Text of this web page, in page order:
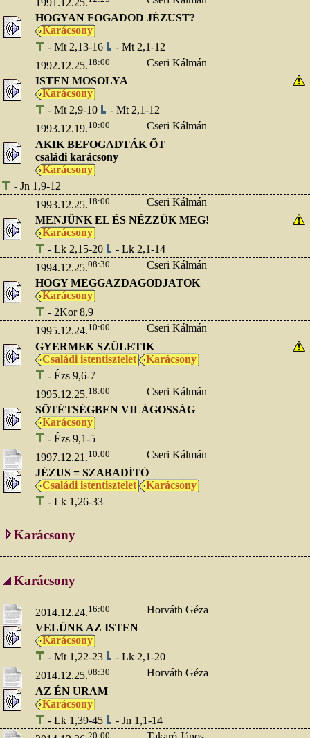
HOGYAN FOGADOD JÉZUST?
Karácsony
- Mt 2,13-16
- Mt 2,1-12
1992.12.25.18:00
Cseri Kálmán
ISTEN MOSOLYA
Karácsony
- Mt 2,9-10
- Mt 2,1-12
1993.12.19.10:00
Cseri Kálmán
AKIK BEFOGADTÁK ŐT
családi karácsony
Karácsony
- Jn 1,9-12
1993.12.25.18:00
Cseri Kálmán
MENJÜNK EL ÉS NÉZZÜK MEG!
Karácsony
- Lk 2,15-20
- Lk 2,1-14
1994.12.25.08:30
Cseri Kálmán
HOGY MEGGAZDAGODJATOK
Karácsony
- 2Kor 8,9
1995.12.24.10:00
Cseri Kálmán
GYERMEK SZÜLETIK
Családi istentisztelet
Karácsony
- Ézs 9,6-7
1995.12.25.18:00
Cseri Kálmán
SÖTÉTSÉGBEN VILÁGOSSÁG
Karácsony
- Ézs 9,1-5
1997.12.21.10:00
Cseri Kálmán
JÉZUS = SZABADÍTÓ
Családi istentisztelet
Karácsony
- Lk 1,26-33
Karácsony
Karácsony
2014.12.24.16:00
Horváth Géza
VELÜNK AZ ISTEN
Karácsony
- Mt 1,22-23
- Lk 2,1-20
2014.12.25.08:30
Horváth Géza
AZ ÉN URAM
Karácsony
- Lk 1,39-45
- Jn 1,1-14
20:00